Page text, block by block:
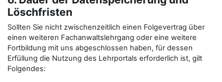
Löschfristen
Sollten Sie nicht zwischenzeitlich einen Folgevertrag über
einen weiteren Fachanwaltslehrgang oder eine weitere
Fortbildung mit uns abgeschlossen haben, für dessen
Erfüllung die Nutzung des Lehrportals erforderlich ist, gilt
Folgendes: